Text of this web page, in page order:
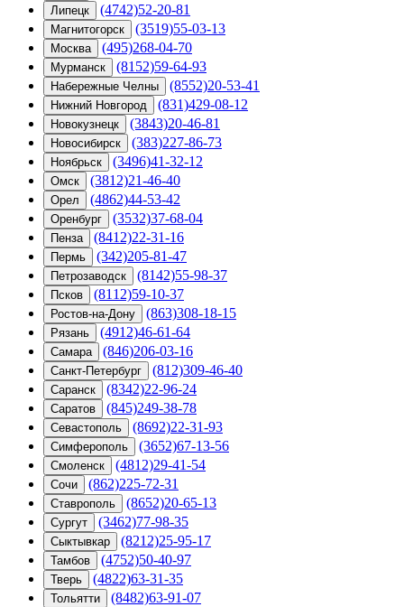
Липецк (4742)52-20-81
Магнитогорск (3519)55-03-13
Москва (495)268-04-70
Мурманск (8152)59-64-93
Набережные Челны (8552)20-53-41
Нижний Новгород (831)429-08-12
Новокузнецк (3843)20-46-81
Новосибирск (383)227-86-73
Ноябрьск (3496)41-32-12
Омск (3812)21-46-40
Орел (4862)44-53-42
Оренбург (3532)37-68-04
Пенза (8412)22-31-16
Пермь (342)205-81-47
Петрозаводск (8142)55-98-37
Псков (8112)59-10-37
Ростов-на-Дону (863)308-18-15
Рязань (4912)46-61-64
Самара (846)206-03-16
Санкт-Петербург (812)309-46-40
Саранск (8342)22-96-24
Саратов (845)249-38-78
Севастополь (8692)22-31-93
Симферополь (3652)67-13-56
Смоленск (4812)29-41-54
Сочи (862)225-72-31
Ставрополь (8652)20-65-13
Сургут (3462)77-98-35
Сыктывкар (8212)25-95-17
Тамбов (4752)50-40-97
Тверь (4822)63-31-35
Тольятти (8482)63-91-07